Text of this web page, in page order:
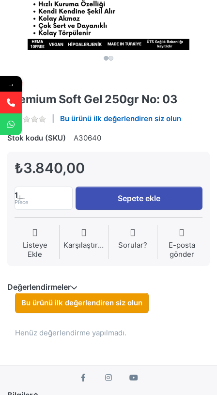
Premium Soft Gel 250gr No: 03
Bu ürünü ilk değerlendiren siz olun
Stok kodu (SKU) A30640
₺3.840,00
1
Piece Sepete ekle
Listeye
Ekle
Karşılaştırma Sorular?
E-posta
gönder
Değerlendirmeler
Bu ürünü ilk değerlendiren siz olun
Henüz değerlendirme yapılmadı.
→